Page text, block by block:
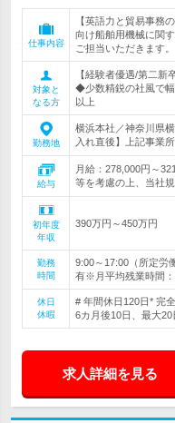
仕事内容
【英語力と貿易事務
向け船舶用機械に関
ご担当いただきます。
対象と
なる方
【経験者優遇/第二新
◆少数精鋭の社風で
以上
勤務地
横浜本社／神奈川県
入れ直後】上記事業
給与
月給：278,000円～
等を考慮の上、当社
初年度
年収
390万円～450万円
勤務
時間
9:00～17:00（所定労
有※月平均残業時間
休日
休暇
# 年間休日120日* 完
6カ月後10日、最大20
求人詳細を見る